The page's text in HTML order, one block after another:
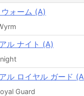
ォーム (A)
ル ナイト (A)
ル ロイヤル ガード (A
Guard